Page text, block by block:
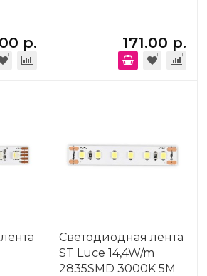
р. 171.00 р.
Светодиодная лента
ST Luce 14,4W/m
2835SMD 3000K 5M